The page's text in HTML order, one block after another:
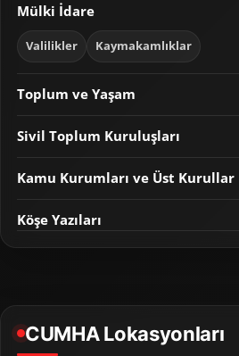
Mülki İdare
Valilikler Kaymakamlıklar
Toplum ve Yaşam
Sivil Toplum Kuruluşları
Kamu Kurumları ve Üst Kurullar
Köşe Yazıları
CUMHA Lokasyonları